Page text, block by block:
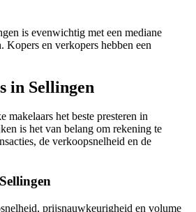
is evenwichtig met een mediane
Kopers en verkopers hebben een
in Sellingen
makelaars het beste presteren in
is het van belang om rekening te
de verkoopsnelheid en de
prijsnauwkeurigheid en volume